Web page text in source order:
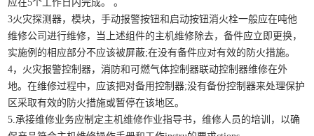
应在5个工作日内完成。 。
3火灾探测器，模块，手动报警按钮和启动按钮消火栓一般应在吨他
维修公司进行维修，当上述组件的主机维修除去，备件应立即更换，
实施例的相应部分不应该被屏蔽;在没有备件应对有效的防火措施。
4，火灾报警控制器，消防和可燃气体控制器联动控制器维修在外
地。在维修过程中，应该把对备用控制器;没有备份控制器来处理保护
区采取有效的防火措施或暂停在该地区。
5.承接维修业务应制定主机维修作业指导书，维修人员的培训，以确